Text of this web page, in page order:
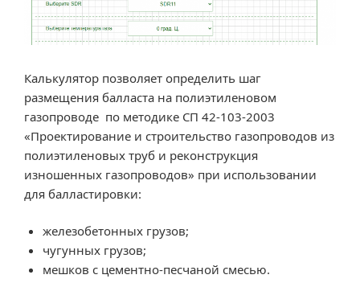
Калькулятор позволяет определить шаг
размещения балласта на полиэтиленовом
газопроводе по методике СП 42-103-2003
«Проектирование и строительство газопроводов из
полиэтиленовых труб и реконструкция
изношенных газопроводов» при использовании
для балластировки:
железобетонных грузов;
чугунных грузов;
мешков с цементно-песчаной смесью.